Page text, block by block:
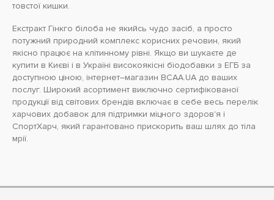
товстої кишки.
Екстракт Гінкго білоба не якийсь чудо засіб, а просто
потужний природний комплекс корисних речовин, який
якісно працює на клітинному рівні. Якщо ви шукаєте де
купити в Києві і в Україні високоякісні біодобавки з ЕГБ за
доступною ціною, інтернет–магазин BCAA.UA до ваших
послуг. Широкий асортимент виключно сертифікованої
продукції від світових брендів включає в себе весь перелік
харчових добавок для підтримки міцного здоров'я і
СпортХарч, який гарантовано прискорить ваш шлях до тіла
мрії.